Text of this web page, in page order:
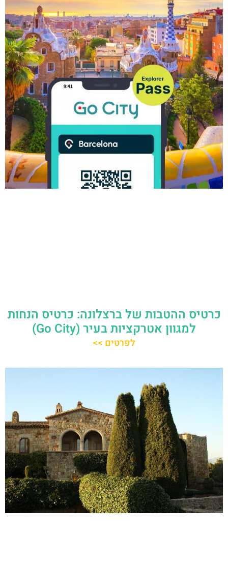
כרטיס ההטבות של ברצלונה: כרטיס הנחות
למגוון אטרקציות בעיר (Go City)
לפרטים >>